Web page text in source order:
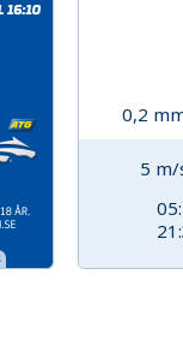
0,2
5 m/